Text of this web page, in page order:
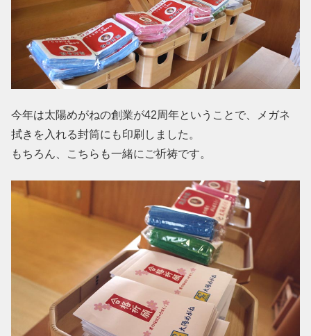
今年は太陽めがねの創業が42周年ということで、メガネ
拭きを入れる封筒にも印刷しました。
もちろん、こちらも一緒にご祈祷です。